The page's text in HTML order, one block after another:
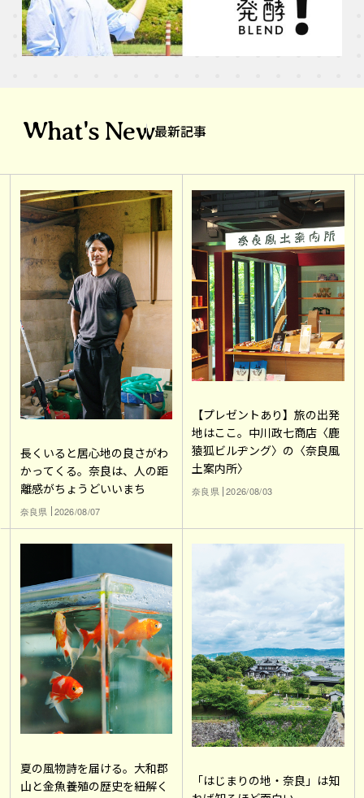
What's New最新記事
長くいると居心地の良さがわ
かってくる。奈良は、人の距
離感がちょうどいいまち
奈良県 2026/08/07
【プレゼントあり】旅の出発
地はここ。中川政七商店〈鹿
猿狐ビルヂング〉の〈奈良風
土案内所〉
奈良県 2026/08/03
夏の風物詩を届ける。大和郡
山と金魚養殖の歴史を紐解く
「はじまりの地・奈良」は知